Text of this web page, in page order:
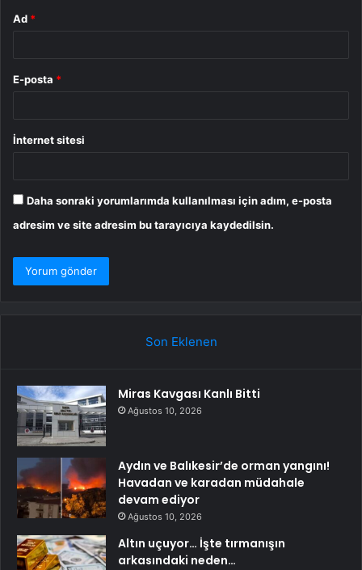
Ad *
E-posta *
İnternet sitesi
Daha sonraki yorumlarımda kullanılması için adım, e-posta
adresim ve site adresim bu tarayıcıya kaydedilsin.
Son Eklenen
Miras Kavgası Kanlı Bitti
Ağustos 10, 2026
Aydın ve Balıkesir’de orman yangını!
Havadan ve karadan müdahale
devam ediyor
Ağustos 10, 2026
Altın uçuyor… İşte tırmanışın
arkasındaki neden…